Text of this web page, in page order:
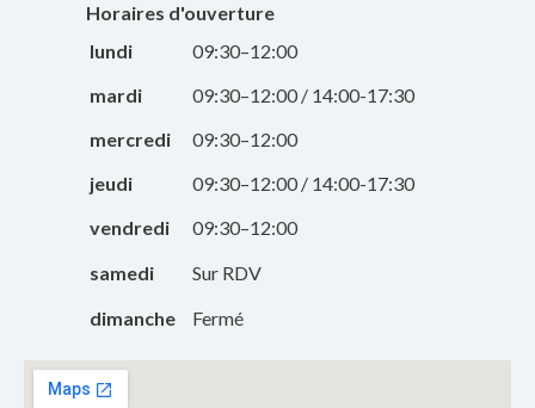
Horaires d'ouverture
lundi
09:30–12:00
mardi
09:30–12:00 / 14:00-17:30
mercredi
09:30–12:00
jeudi
09:30–12:00 / 14:00-17:30
vendredi
09:30–12:00
samedi
Sur RDV
dimanche
Fermé